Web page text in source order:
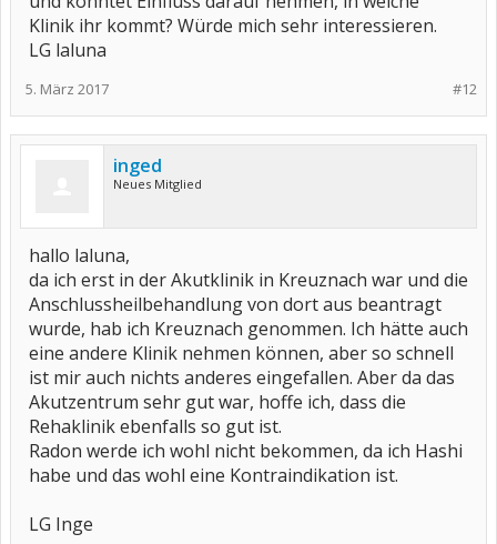
Klinik ihr kommt? Würde mich sehr interessieren.
LG laluna
#12
5. März 2017
inged
Neues Mitglied
hallo laluna,
da ich erst in der Akutklinik in Kreuznach war und die
Anschlussheilbehandlung von dort aus beantragt
wurde, hab ich Kreuznach genommen. Ich hätte auch
eine andere Klinik nehmen können, aber so schnell
ist mir auch nichts anderes eingefallen. Aber da das
Akutzentrum sehr gut war, hoffe ich, dass die
Rehaklinik ebenfalls so gut ist.
Radon werde ich wohl nicht bekommen, da ich Hashi
habe und das wohl eine Kontraindikation ist.
LG Inge